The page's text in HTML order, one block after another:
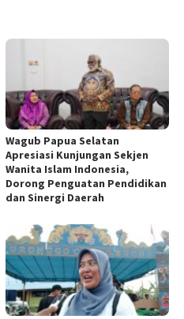
Wagub Papua Selatan
Apresiasi Kunjungan Sekjen
Wanita Islam Indonesia,
Dorong Penguatan Pendidikan
dan Sinergi Daerah